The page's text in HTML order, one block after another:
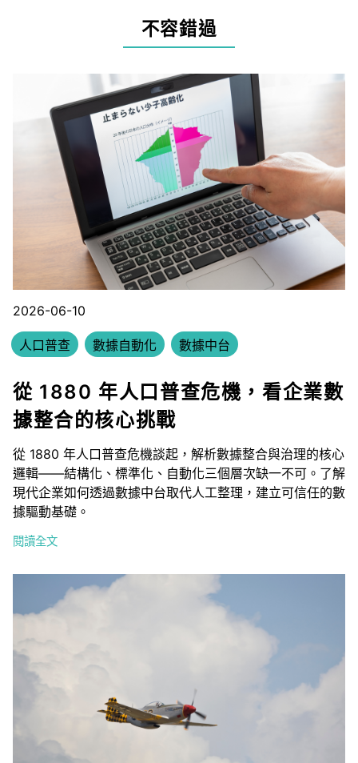
不容錯過
2026-06-10
人口普查 數據自動化 數據中台
從 1880 年人口普查危機，看企業數
據整合的核心挑戰
從 1880 年人口普查危機談起，解析數據整合與治理的核心
邏輯——結構化、標準化、自動化三個層次缺一不可。了解
現代企業如何透過數據中台取代人工整理，建立可信任的數
據驅動基礎。
閱讀全文